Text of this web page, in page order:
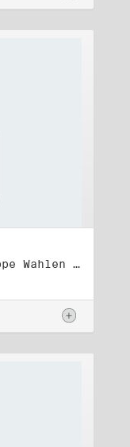
Titel: Koordinierungsgruppe Wahlen - Gruppe zur Aufklärung der Fälschung der Kommunalwahlen vom 7. Mai 1989 (1) - (2)